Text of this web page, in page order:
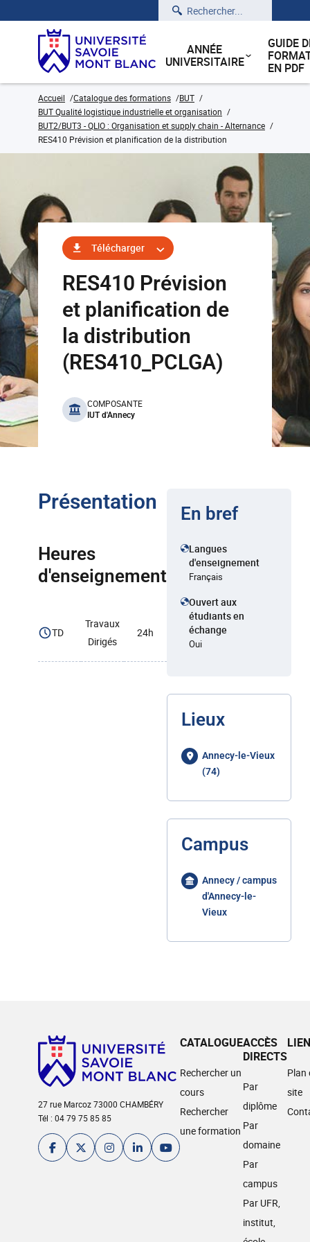
Rechercher
ANNÉE
UNIVERSITAIRE
GUIDE
EN PDF
Accueil Catalogue des formations
BUT
BUT Qualité logistique industrielle et organisation
BUT2/BUT3 - QLIO : Organisation et supply chain - Alternance
RES410 Prévision et planification de la distribution
Télécharger
RES410 Prévision
et planification de
la distribution
(RES410_PCLGA)
benefits
COMPOSANTE
IUT d'Annecy
Présentation
Heures
d'enseignement
TD
Travaux
Dirigés
24h
En bref
Langues
d'enseignement
Français
Ouvert aux
étudiants en
échange
Oui
Lieux
Annecy-le-Vieux
(74)
Campus
Annecy / campus
d'Annecy-le-
Vieux
27 rue Marcoz 73000 CHAMBÉRY
Tél : 04 79 75 85 85
CATALOGUE
Rechercher un
cours
Rechercher
une formation
ACCÈS
DIRECTS
Par
diplôme
Par
domaine
Par
campus
Par UFR,
institut,
Plan
site